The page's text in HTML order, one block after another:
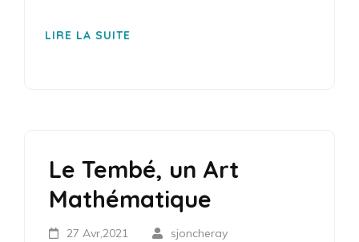
LIRE LA SUITE
Le Tembé, un Art
Mathématique
27 Avr,2021 sjoncheray